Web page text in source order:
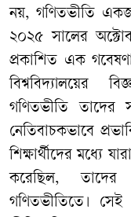
নয়, গণিতভীতি একজন
২০২৫ সালের
প্রকাশিত এক
বিশ্ববিদ্যালয়ের
গণিতভীতি তাদের
নেতিবাচকভাবে
শিক্ষার্থীদের মধ্যে
করেছিল,
গণিতভীতিতে।